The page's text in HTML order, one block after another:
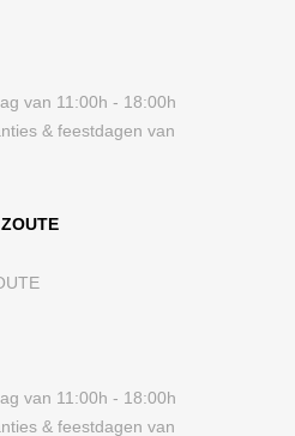
van 11:00h - 18:00h
& feestdagen van
ZOUTE
van 11:00h - 18:00h
& feestdagen van